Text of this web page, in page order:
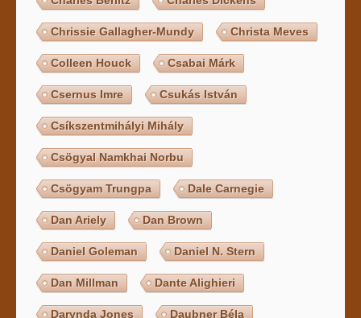
Chrissie Gallagher-Mundy Christa Meves
Colleen Houck Csabai Márk
Csernus Imre Csukás István
Csíkszentmihályi Mihály
Csögyal Namkhai Norbu
Csögyam Trungpa Dale Carnegie
Dan Ariely Dan Brown
Daniel Goleman Daniel N. Stern
Dan Millman Dante Alighieri
Darynda Jones Daubner Béla